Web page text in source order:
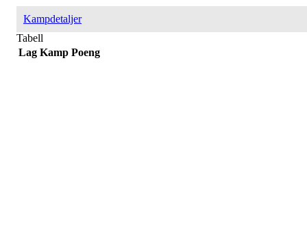
Kampdetaljer
Tabell
Lag Kamp Poeng